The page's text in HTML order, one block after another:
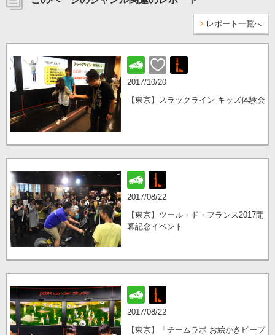
レポート一覧へ
2017/10/20
【東京】スラックライン キッズ体験会
2017/08/22
【東京】ツール・ド・フランス2017開
幕記念イベント
2017/08/22
【東京】「チームラボ お絵かきピープ